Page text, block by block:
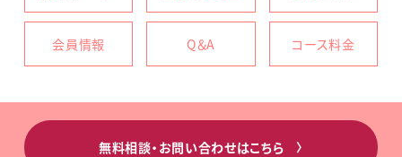
会員情報 Q＆A コース料金
無料相談・お問い合わせはこちら〉